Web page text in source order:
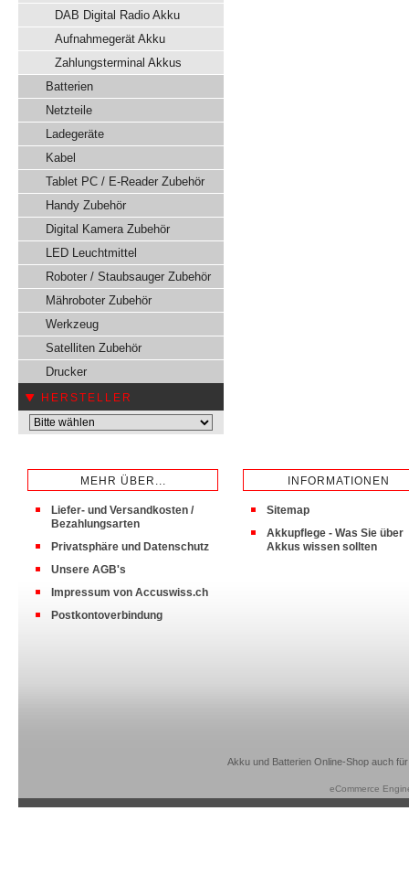
DAB Digital Radio Akku
Aufnahmegerät Akku
Zahlungsterminal Akkus
Batterien
Netzteile
Ladegeräte
Kabel
Tablet PC / E-Reader Zubehör
Handy Zubehör
Digital Kamera Zubehör
LED Leuchtmittel
Roboter / Staubsauger Zubehör
Mähroboter Zubehör
Werkzeug
Satelliten Zubehör
Drucker
HERSTELLER
MEHR ÜBER...
Liefer- und Versandkosten /
Bezahlungsarten
Privatsphäre und Datenschutz
Unsere AGB's
Impressum von Accuswiss.ch
Postkontoverbindung
INFORMATIONEN
Sitemap
Akkupflege - Was Sie über
Akkus wissen sollten
Akku und Batterien Online-Shop auch
eCommerce